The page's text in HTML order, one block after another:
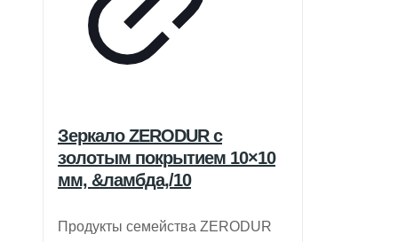
Зеркало ZERODUR с
золотым покрытием 10×10
мм, &ламбда,/10
Продукты семейства ZERODUR